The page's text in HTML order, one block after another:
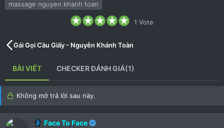
ầ
u
massage nguyen khanh toan
5
0
s
a
r
(
1 Vote
Gái Gọi Cầu Giấy - Nguyễn Khánh Toàn
BÀI VIẾT CHECKER ĐÁNH GIÁ(1)
Không mở trả lời sau này.
Face To Face